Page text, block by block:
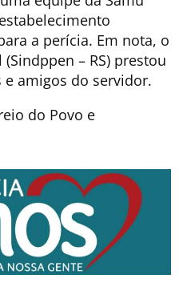
a perícia. Em nota, o
– RS) prestou
amigos do servidor.
do Povo e